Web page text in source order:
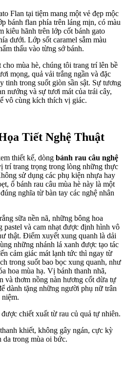
Flan tại tiệm mang một vẻ đẹp mộc
bánh flan phía trên láng mịn, có màu
kiêu hãnh trên lớp cốt bánh gato
dưới. Lớp sốt caramel sẫm màu
thấu vào từng sớ bánh.
mùa hè, chúng tôi trang trí lên bề
mọng, quả vải trắng ngần và đặc
tinh trong suốt giòn sần sật. Sự tương
nướng và sự tươi mát của trái cây,
vô cùng kích thích vị giác.
Tiết Nghệ Thuật
thiết kế, dòng bánh rau câu nghệ
trí trang trọng trong lòng những thực
sử dụng các phụ kiện nhựa hay
ổ bánh rau câu mùa hè này là một
nghĩa từ bàn tay các nghệ nhân
sữa nền nã, những bông hoa
pastel và cam nhạt được định hình vô
thật. Điểm xuyết xung quanh là dải
những nhánh lá xanh được tạo tác
cảm giác mát lạnh tức thì ngay từ
trong suốt bao bọc xung quanh, như
hoa mùa hạ. Vị bánh thanh nhã,
và thơm nồng nàn hương cốt dừa tự
dành tặng những người phụ nữ trân
được chiết xuất từ rau củ quả tự nhiên.
khiết, không gây ngán, cực kỳ
da trong mùa oi bức.